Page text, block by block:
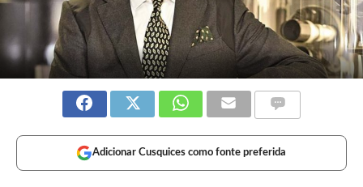
Adicionar Cusquices como fonte preferida